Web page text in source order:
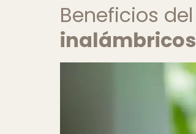
Beneficios del
inalámbricos